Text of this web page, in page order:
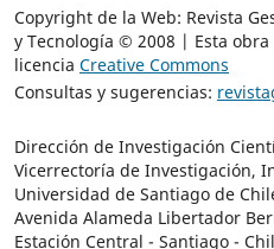
Copyright de la Web: Revista
y Tecnología © 2008 | Esta obra
licencia Creative Commons
Consultas y sugerencias:
Dirección de Investigación
Vicerrectoría de Investigación,
Universidad de Santiago de
Avenida Alameda Libertador
Estación Central - Santiago -